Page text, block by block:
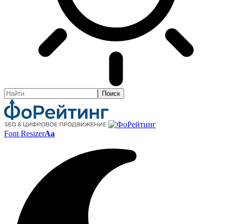
Font ResizerAa